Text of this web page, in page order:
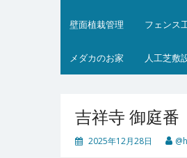
壁面植栽管理 フェンス
メダカのお家 人工芝敷
吉祥寺 御庭番
2025年12月28日